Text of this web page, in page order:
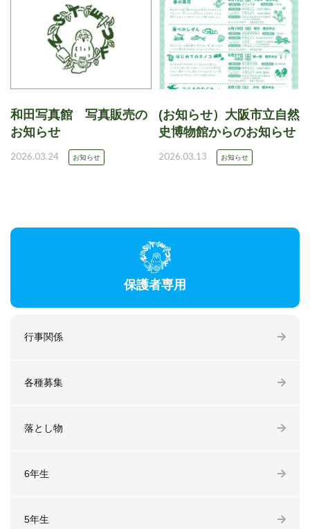
和田写真館 写真販売の
お知らせ
2026.03.24 お知らせ
(お知らせ）大阪市立自然
史博物館からのお知らせ
2026.03.13 お知らせ
保護者専用
行事関係
各種募集
落とし物
6年生
5年生